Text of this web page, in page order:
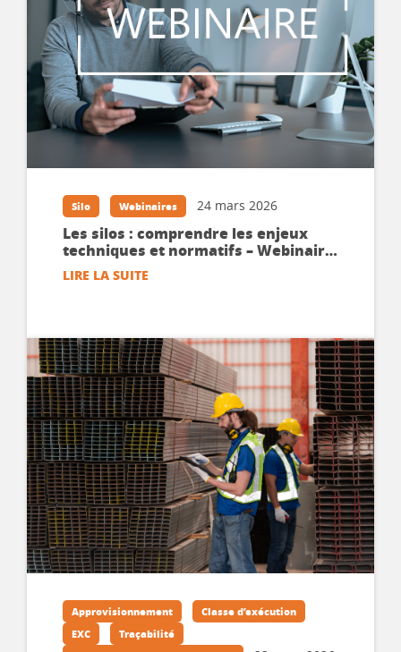
Silo Webinaires 24 mars 2026
Les silos : comprendre les enjeux
techniques et normatifs – Webinaire
en replay
LIRE LA SUITE
Approvisionnement
Classe d’exécution
EXC
Traçabilité